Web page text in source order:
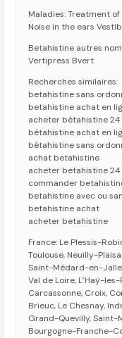
Maladies: Treatment of
Noise in the ears
Betahistine autres
Vertipress Bvert
Recherches similaires:
betahistine sans
betahistine achat en
acheter bétahistine 24
bétahistine achat en
bétahistine sans
achat betahistine
acheter betahistine 24
commander
betahistine avec ou
betahistine achat
acheter betahistine
France: Le Plessis-
Toulouse, Neuilly-
Saint-Médard-en-
Val de Loire, L’Haÿ-
Carcassonne, Croix,
Brieuc, Le Chesnay,
Grand-Quevilly, Saint-
Bourgogne-Franche-